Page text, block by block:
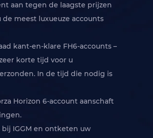
aan tegen de laagste prijzen
meest luxueuze accounts
kant-en-klare FH6-accounts –
korte tijd voor u
In de tijd die nodig is
Horizon 6-account aanschaft
IGGM en ontketen uw